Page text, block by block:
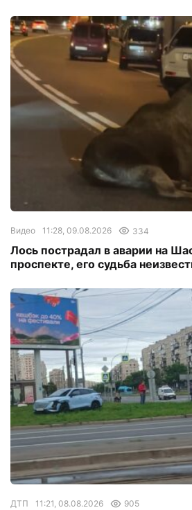
Видео 11:28, 09.08.2026 334
Лось пострадал в аварии на
проспекте, его судьба
ДТП 11:21, 08.08.2026 905